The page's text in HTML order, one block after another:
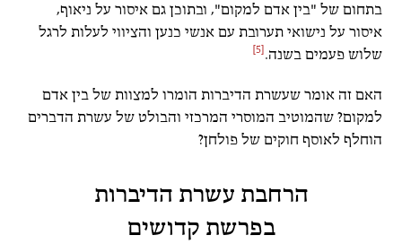
בתחום של "בין אדם למקום", ובתוכן גם איסור על ניאוף,
איסור על נישואי תערובת עם אנשי כנען והציווי לעלות לרגל
שלוש פעמים בשנה. [5]
האם זה אומר שעשרת הדיברות הומרו למצוות של בין אדם
למקום? שהמוטיב המוסרי המרכזי והבולט של עשרת הדברים
הוחלף לאוסף חוקים של פולחן?
הרחבת עשרת הדיברות
בפרשת קדושים